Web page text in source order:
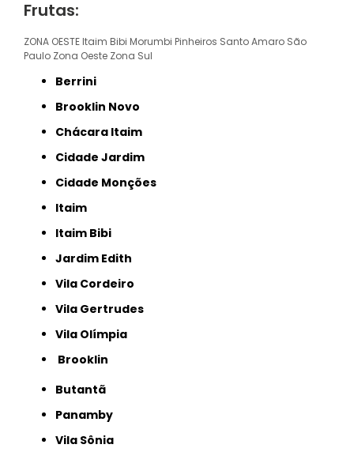
Frutas:
ZONA OESTE Itaim Bibi Morumbi Pinheiros Santo Amaro São
Paulo Zona Oeste Zona Sul
Berrini
Brooklin Novo
Chácara Itaim
Cidade Jardim
Cidade Monções
Itaim
Itaim Bibi
Jardim Edith
Vila Cordeiro
Vila Gertrudes
Vila Olímpia
Brooklin
Butantã
Panamby
Vila Sônia